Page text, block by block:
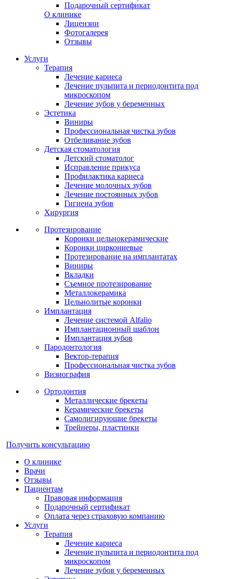
Подарочный сертификат
О клинике
Лицензии
Фотогалерея
Отзывы
Услуги
Терапия
Лечение кариеса
Лечение пульпита и периодонтита под
микроскопом
Лечение зубов у беременных
Эстетика
Виниры
Профессиональная чистка зубов
Отбеливание зубов
Детская стоматология
Детский стоматолог
Исправление прикуса
Профилактика кариеса
Лечение молочных зубов
Лечение постоянных зубов
Гигиена зубов
Хирургия
Протезирование
Коронки цельнокерамические
Коронки циркониевые
Протезирование на имплантатах
Виниры
Вкладки
Съемное протезирование
Металлокерамика
Цельнолитые коронки
Имплантация
Лечение системой Alfalio
Имплантационный шаблон
Имплантация зубов
Пародонтология
Вектор-терапия
Профессиональная чистка зубов
Визиография
Ортодонтия
Металлические брекеты
Керамические брекеты
Самолигирующие брекеты
Трейнеры, пластинки
Получить консультацию
О клинике
Врачи
Отзывы
Пациентам
Правовая информация
Подарочный сертификат
Оплата через страховую компанию
Услуги
Терапия
Лечение кариеса
Лечение пульпита и периодонтита под
микроскопом
Лечение зубов у беременных